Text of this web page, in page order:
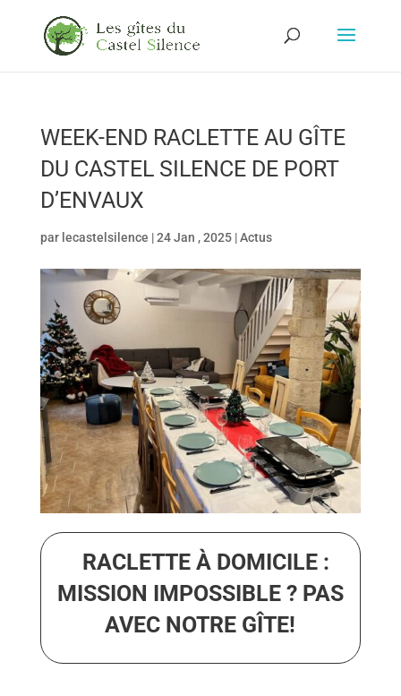
WEEK-END RACLETTE AU GÎTE
DU CASTEL SILENCE DE PORT
D’ENVAUX
par lecastelsilence |24 Jan , 2025|Actus
RACLETTE À DOMICILE :
MISSION IMPOSSIBLE ? PAS
AVEC NOTRE GÎTE!